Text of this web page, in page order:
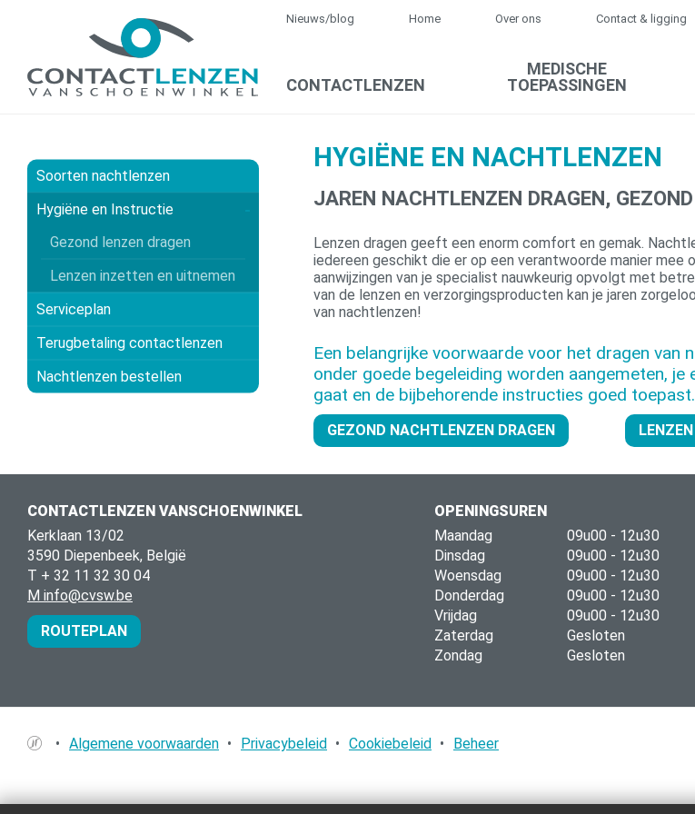
Nieuws/blog Home Over ons Contact & ligging
CONTACTLENZEN
MEDISCHE
TOEPASSINGEN
Soorten nachtlenzen
Hygiëne en Instructie
Gezond lenzen dragen
Lenzen inzetten en uitnemen
Serviceplan
Terugbetaling contactlenzen
Nachtlenzen bestellen
HYGIËNE EN NACHTLENZEN
JAREN NACHTLENZEN DRAGEN,
Lenzen dragen geeft een enorm comfort en gemak.
iedereen geschikt die er op een verantwoorde manier mee
aanwijzingen van je specialist nauwkeurig opvolgt met
van de lenzen en verzorgingsproducten kan je jaren
van nachtlenzen!
Een belangrijke voorwaarde voor het dragen van
onder goede begeleiding worden aangemeten, je
gaat en de bijbehorende instructies goed toepast.
GEZOND NACHTLENZEN DRAGEN
CONTACTLENZEN VANSCHOENWINKEL
Kerklaan 13/02
3590 Diepenbeek, België
T + 32 11 32 30 04
M info@cvsw.be
ROUTEPLAN
OPENINGSUREN
Maandag
Dinsdag
Woensdag
Donderdag
Vrijdag
Zaterdag
Zondag
09u00 - 12u30
09u00 - 12u30
09u00 - 12u30
09u00 - 12u30
09u00 - 12u30
Gesloten
Gesloten
• Algemene voorwaarden • Privacybeleid • Cookiebeleid • Beheer